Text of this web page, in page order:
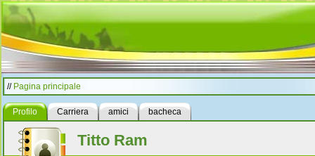
// Pagina principale
Profilo Carriera amici bacheca
Titto Ram